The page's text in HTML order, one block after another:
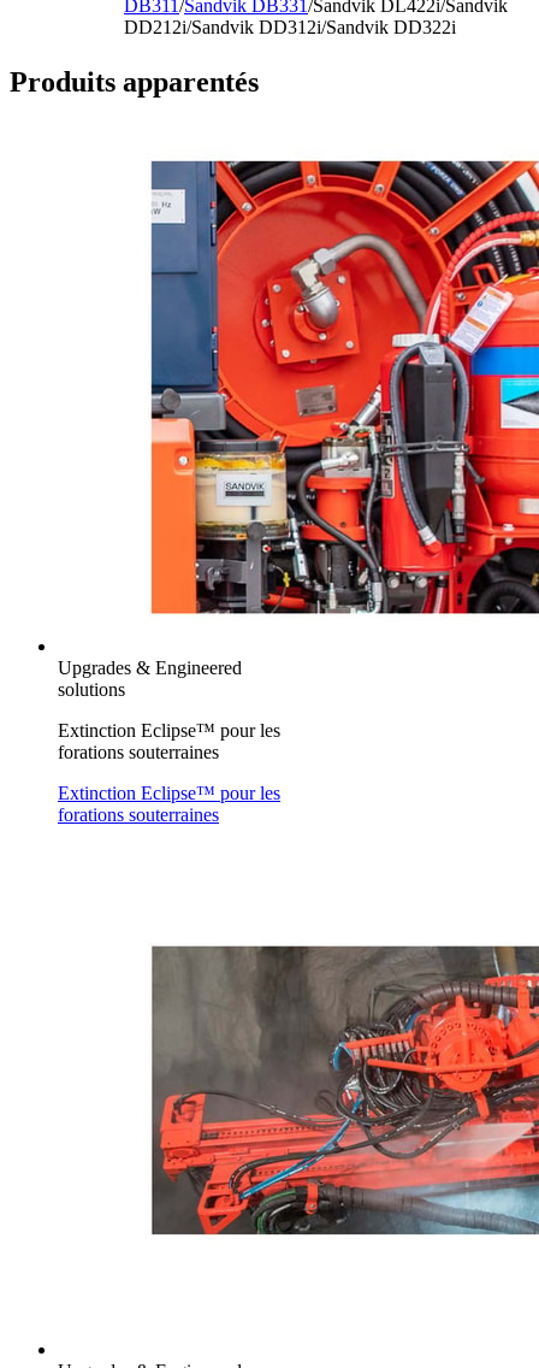
DB311 /Sandvik DB331 /Sandvik DL422i/Sandvik
DD212i/Sandvik DD312i/Sandvik DD322i
Produits apparentés
Upgrades & Engineered
solutions
Extinction Eclipse™ pour les
forations souterraines
Extinction Eclipse™ pour les
forations souterraines